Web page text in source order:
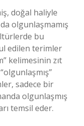
doğal haliyle
olgunlaşmamış
bu
edilen terimler
kelimesinin zıt
sadece bir
olgunlaşmış
temsil eder.